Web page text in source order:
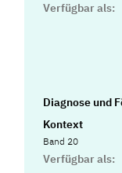
Verfügbar als:
Diagnose und
Kontext
Band 20
Verfügbar als: